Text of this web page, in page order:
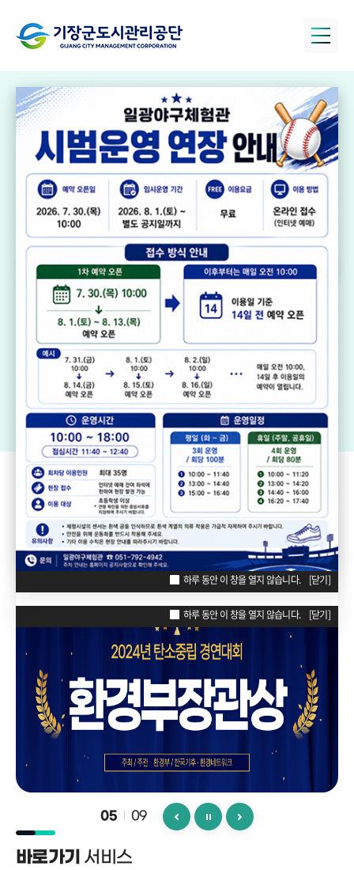
하루 동안 이 창을 열지 않습니다. [닫기]
하루 동안 이 창을 열지 않습니다. [닫기]
하루 동안 이 창을 열지 않습니다. [닫기]
정관아쿠아드림 파크
기장생활체육센터
국민체육센터
드림볼파크 장안천가족휴게공원
리틀·소프트볼구장
POPUPZONE
06 09
바로가기 서비스